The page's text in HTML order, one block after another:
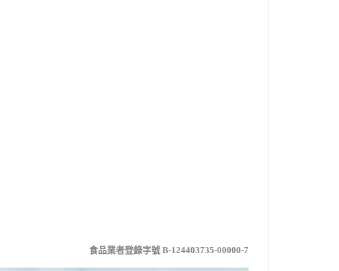
食品業者登錄字號 B-124403735-00000-7